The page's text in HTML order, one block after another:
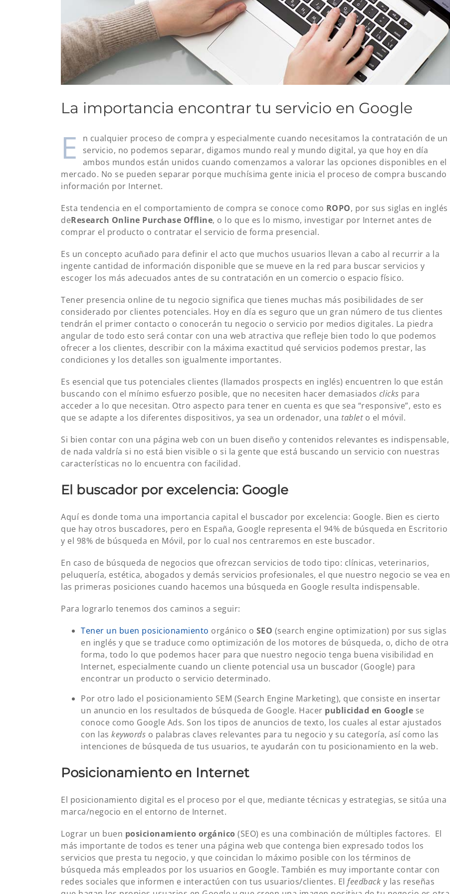
La importancia encontrar tu servicio en Google
E
n cualquier proceso de compra y especialmente cuando necesitamos la contratación de un
servicio, no podemos separar, digamos mundo real y mundo digital, ya que hoy en día
ambos mundos están unidos cuando comenzamos a valorar las opciones disponibles en el
mercado. No se pueden separar porque muchísima gente inicia el proceso de compra buscando
información por Internet.
Esta tendencia en el comportamiento de compra se conoce como ROPO, por sus siglas en inglés
deResearch Online Purchase Offline, o lo que es lo mismo, investigar por Internet antes de
comprar el producto o contratar el servicio de forma presencial.
Es un concepto acuñado para definir el acto que muchos usuarios llevan a cabo al recurrir a la
ingente cantidad de información disponible que se mueve en la red para buscar servicios y
escoger los más adecuados antes de su contratación en un comercio o espacio físico.
Tener presencia online de tu negocio significa que tienes muchas más posibilidades de ser
considerado por clientes potenciales. Hoy en día es seguro que un gran número de tus clientes
tendrán el primer contacto o conocerán tu negocio o servicio por medios digitales. La piedra
angular de todo esto será contar con una web atractiva que refleje bien todo lo que podemos
ofrecer a los clientes, describir con la máxima exactitud qué servicios podemos prestar, las
condiciones y los detalles son igualmente importantes.
Es esencial que tus potenciales clientes (llamados prospects en inglés) encuentren lo que están
buscando con el mínimo esfuerzo posible, que no necesiten hacer demasiados clicks para
acceder a lo que necesitan. Otro aspecto para tener en cuenta es que sea “responsive”, esto es
que se adapte a los diferentes dispositivos, ya sea un ordenador, una tableto el móvil.
Si bien contar con una página web con un buen diseño y contenidos relevantes es indispensable,
de nada valdría si no está bien visible o si la gente que está buscando un servicio con nuestras
características no lo encuentra con facilidad.
El buscador por excelencia: Google
Aquí es donde toma una importancia capital el buscador por excelencia: Google. Bien es cierto
que hay otros buscadores, pero en España, Google representa el 94% de búsqueda en Escritorio
y el 98% de búsqueda en Móvil, por lo cual nos centraremos en este buscador.
En caso de búsqueda de negocios que ofrezcan servicios de todo tipo: clínicas, veterinarios,
peluquería, estética, abogados y demás servicios profesionales, el que nuestro negocio se vea en
las primeras posiciones cuando hacemos una búsqueda en Google resulta indispensable.
Para lograrlo tenemos dos caminos a seguir:
Tener un buen posicionamiento orgánico o SEO (search engine optimization) por sus siglas
en inglés y que se traduce como optimización de los motores de búsqueda, o, dicho de otra
forma, todo lo que podemos hacer para que nuestro negocio tenga buena visibilidad en
Internet, especialmente cuando un cliente potencial usa un buscador (Google) para
encontrar un producto o servicio determinado.
Por otro lado el posicionamiento SEM (Search Engine Marketing), que consiste en insertar
un anuncio en los resultados de búsqueda de Google. Hacer publicidad en Google se
conoce como Google Ads. Son los tipos de anuncios de texto, los cuales al estar ajustados
con las keywords o palabras claves relevantes para tu negocio y su categoría, así como las
intenciones de búsqueda de tus usuarios, te ayudarán con tu posicionamiento en la web.
Posicionamiento en Internet
El posicionamiento digital es el proceso por el que, mediante técnicas y estrategias, se sitúa una
marca/negocio en el entorno de Internet.
Lograr un buen posicionamiento orgánico (SEO) es una combinación de múltiples factores. El
más importante de todos es tener una página web que contenga bien expresado todos los
servicios que presta tu negocio, y que coincidan lo máximo posible con los términos de
búsqueda más empleados por los usuarios en Google. También es muy importante contar con
redes sociales que informen e interactúen con tus usuarios/clientes. El feedback y las reseñas